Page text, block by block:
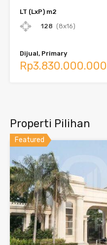
LT (LxP) m2
128 (8x16)
Dijual, Primary
Rp3.830.000.000
Properti Pilihan
Featured